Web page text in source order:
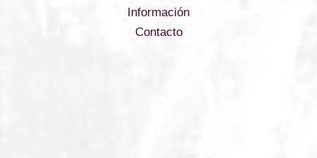
Información
Contacto